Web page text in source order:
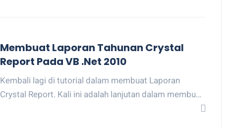
Membuat Laporan Tahunan Crystal
Report Pada VB .Net 2010
Kembali lagi di tutorial dalam membuat Laporan
Crystal Report. Kali ini adalah lanjutan dalam membu…